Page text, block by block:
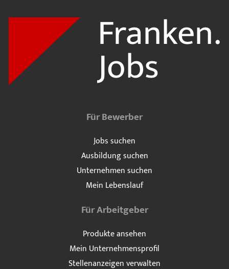
Für Bewerber
Jobs suchen
Ausbildung suchen
Unternehmen suchen
Mein Lebenslauf
Für Arbeitgeber
Produkte ansehen
Mein Unternehmensprofil
Stellenanzeigen verwalten